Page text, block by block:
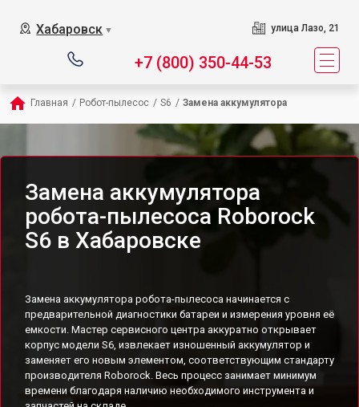
Хабаровск ▼ улица Лазо, 21
+7 (800) 350-44-53
Главная / Робот-пылесос / S6 / Замена аккумулятора
Замена аккумулятора
робота-пылесоса Roborock
S6 в Хабаровске
Замена аккумулятора робота-пылесоса начинается с
предварительной диагностики батареи и измерения уровня её
емкости. Мастер сервисного центра аккуратно открывает
корпус модели S6, извлекает изношенный аккумулятор и
заменяет его новым элементом, соответствующим стандарту
производителя Roborock. Весь процесс занимает минимум
времени благодаря наличию необходимого инструмента и